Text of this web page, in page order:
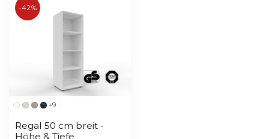
+9
-42%
Regal 50 cm breit -
Höhe & Tiefe